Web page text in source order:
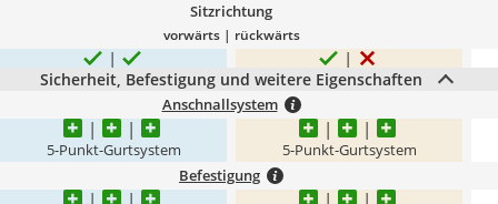
Sitzrichtung
vorwärts | rückwärts
Sicherheit, Befestigung und weitere Eigenschaften
Anschnallsystem
5-Punkt-Gurtsystem 5-Punkt-Gurtsystem
Befestigung